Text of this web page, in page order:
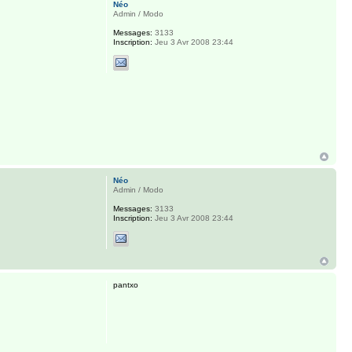
Néo
Admin / Modo
Messages: 3133
Inscription: Jeu 3 Avr 2008 23:44
Néo
Admin / Modo
Messages: 3133
Inscription: Jeu 3 Avr 2008 23:44
pantxo